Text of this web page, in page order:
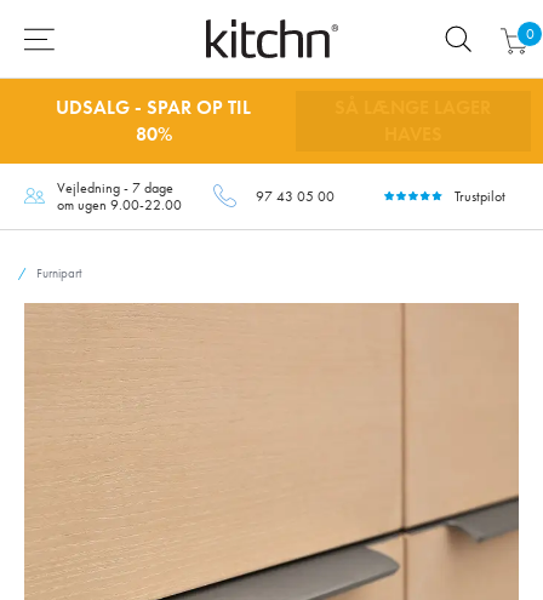
0
UDSALG - SPAR OP TIL
80%
Vejledning - 7 dage
om ugen 9.00-22.00
97 43 05 00 Trustpilot
Furnipart